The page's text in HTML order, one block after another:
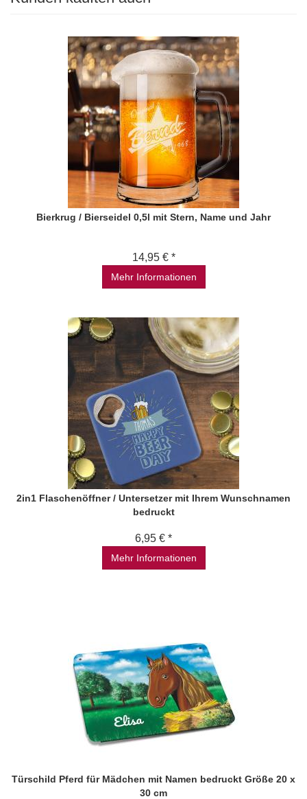
Bierkrug / Bierseidel 0,5l mit Stern, Name und Jahr
14,95 € *
Mehr Informationen
2in1 Flaschenöffner / Untersetzer mit Ihrem Wunschnamen
bedruckt
6,95 € *
Mehr Informationen
Türschild Pferd für Mädchen mit Namen bedruckt Größe 20 x
30 cm